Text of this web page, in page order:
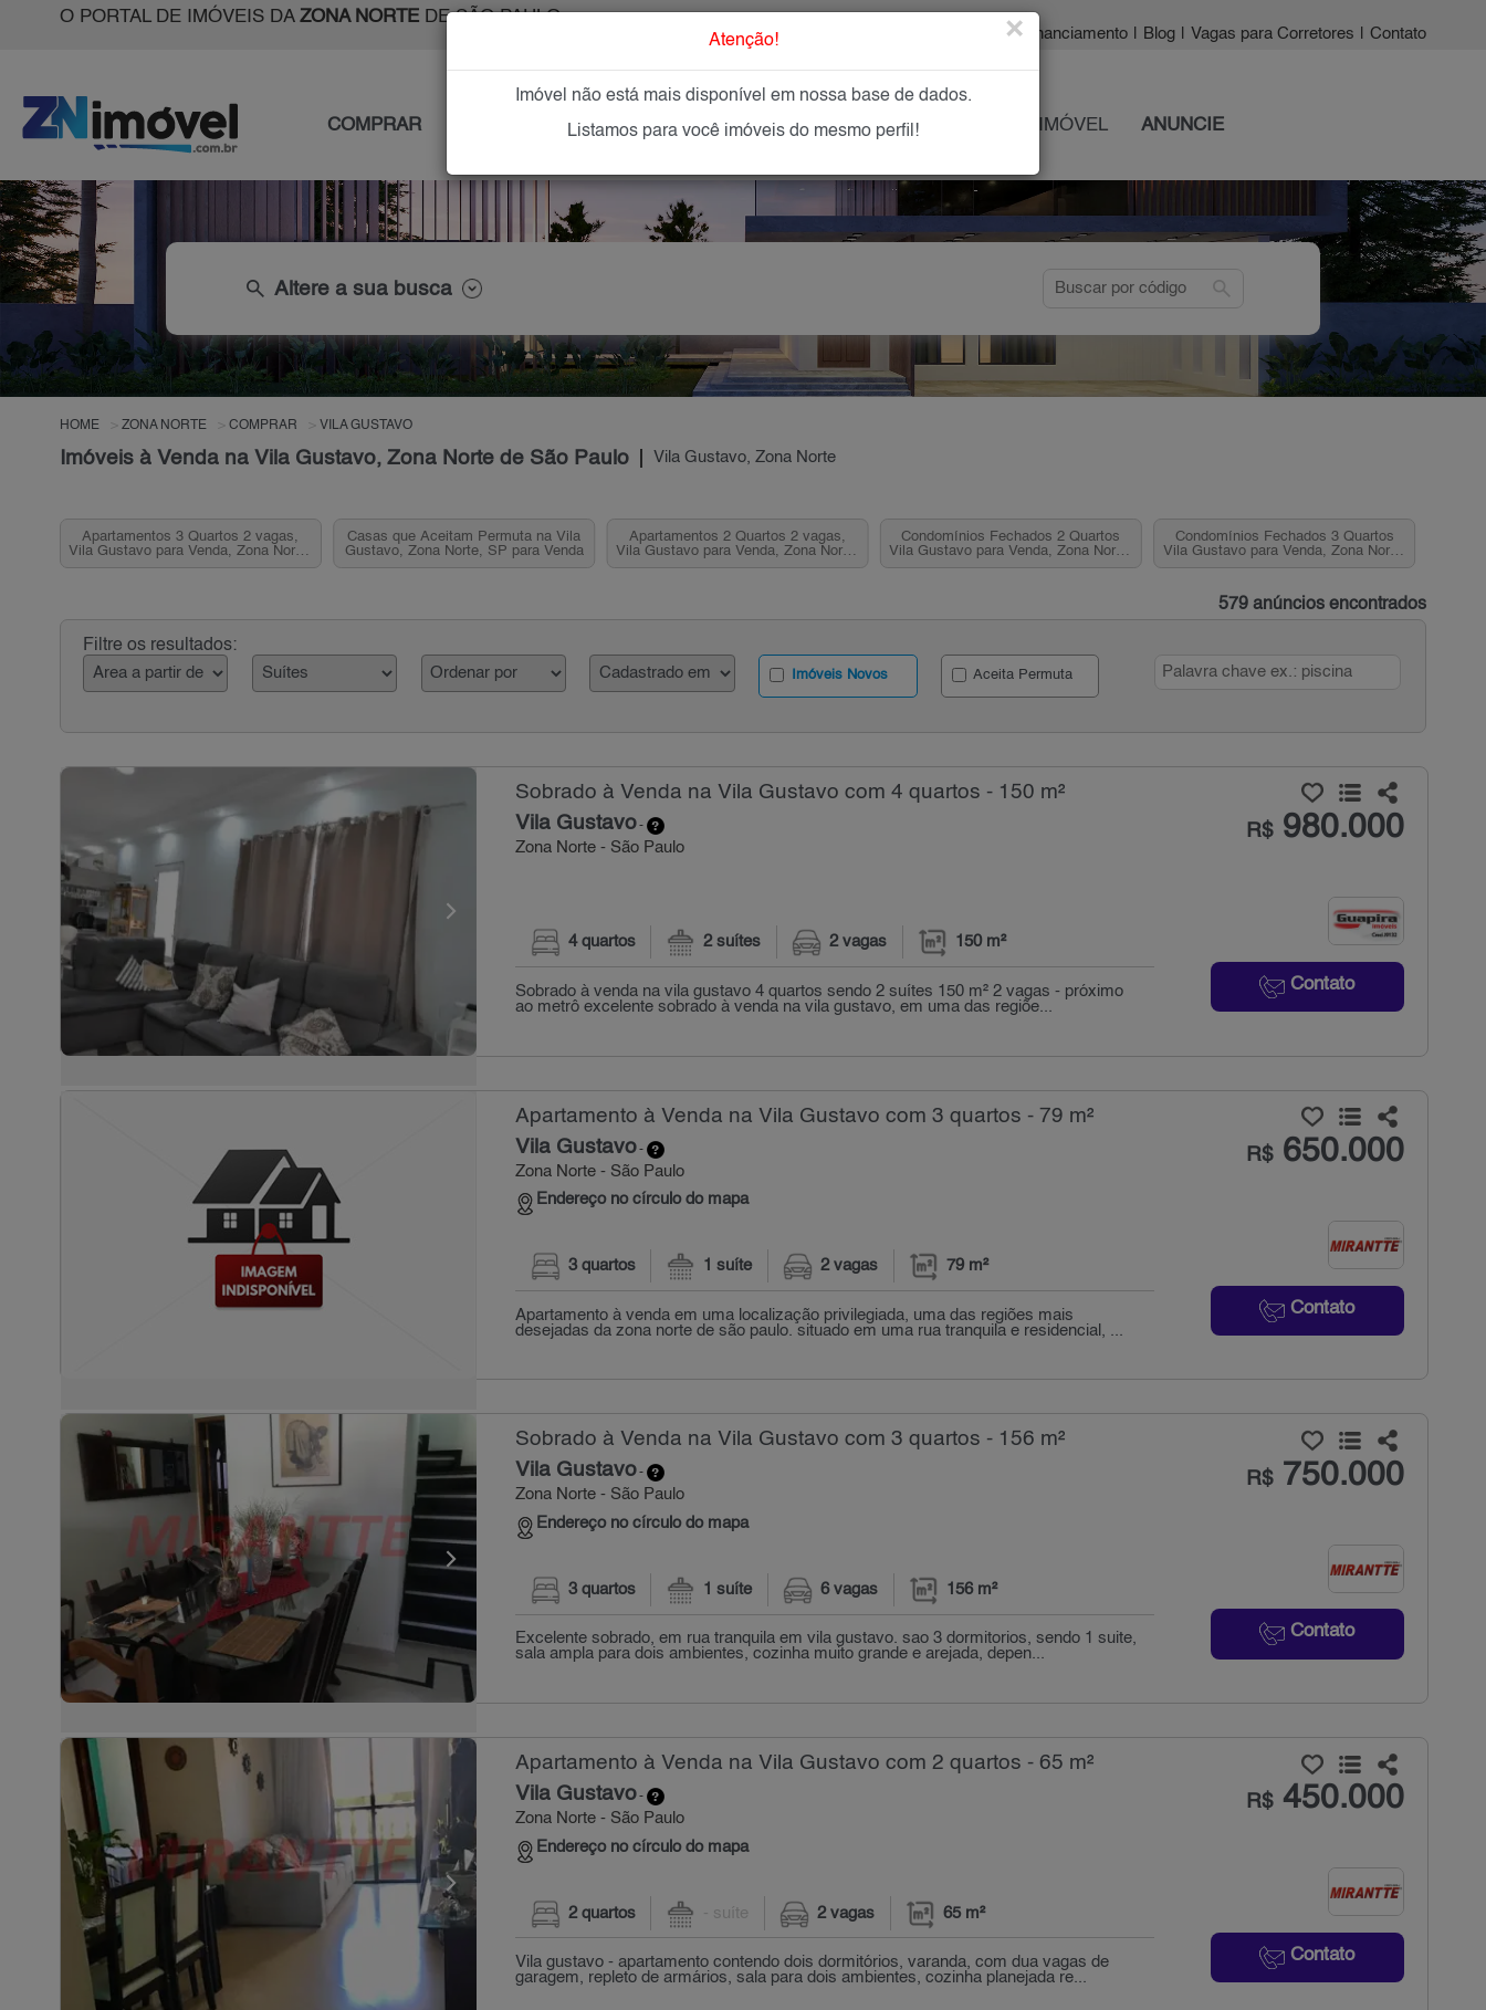
O PORTAL DE IMÓVEIS DA ZONA NORTEDE SÃO PAULO
| Financiamento Blog Vagas para Corretores Contato
COMPRAR IMÓVEIS NOVOS IMOBILIÁRIAS OFEREÇA SEU IMÓVEL ANUNCIE
search Altere a sua busca search
HOME ZONA NORTE COMPRAR VILA GUSTAVO
Imóveis à Venda na Vila Gustavo, Zona Norte de São Paulo Vila Gustavo, Zona Norte
Apartamentos 3 Quartos 2 vagas,
Vila Gustavo para Venda, Zona Norte,
Casas que Aceitam Permuta na Vila
Gustavo, Zona Norte, SP para Venda
Apartamentos 2 Quartos 2 vagas,
Vila Gustavo para Venda, Zona Norte,
Condomínios Fechados 2 Quartos
Vila Gustavo para Venda, Zona Norte,
Condomínios Fechados 3 Quartos
Vila Gustavo para Venda, Zona Norte,
579 anúncios encontrados
Filtre os resultados:
Imóveis Novos Aceita Permuta
Sobrado à Venda na Vila Gustavo com 4 quartos - 150 m²
Vila Gustavo-
Zona Norte - São Paulo
R$980.000
Contato
4 quartos 2 suítes 2 vagas 150 m²
Sobrado à venda na vila gustavo 4 quartos sendo 2 suítes 150 m² 2 vagas - próximo
ao metrô excelente sobrado à venda na vila gustavo, em uma das regiõe...
Apartamento à Venda na Vila Gustavo com 3 quartos - 79 m²
Vila Gustavo-
Zona Norte - São Paulo
Endereço no círculo do mapa
R$650.000
Contato
3 quartos 1 suíte 2 vagas 79 m²
Apartamento à venda em uma localização privilegiada, uma das regiões mais
desejadas da zona norte de são paulo. situado em uma rua tranquila e residencial, ...
Sobrado à Venda na Vila Gustavo com 3 quartos - 156 m²
Vila Gustavo-
Zona Norte - São Paulo
Endereço no círculo do mapa
R$750.000
Contato
3 quartos 1 suíte 6 vagas 156 m²
Excelente sobrado, em rua tranquila em vila gustavo. sao 3 dormitorios, sendo 1 suite,
sala ampla para dois ambientes, cozinha muito grande e arejada, depen...
Apartamento à Venda na Vila Gustavo com 2 quartos - 65 m²
Vila Gustavo-
Zona Norte - São Paulo
Endereço no círculo do mapa
R$450.000
Contato
2 quartos - suíte 2 vagas 65 m²
Vila gustavo - apartamento contendo dois dormitórios, varanda, com dua vagas de
garagem, repleto de armários, sala para dois ambientes, cozinha planejada re...
Atenção! ×
Imóvel não está mais disponível em nossa base de dados.
Listamos para você imóveis do mesmo perfil!